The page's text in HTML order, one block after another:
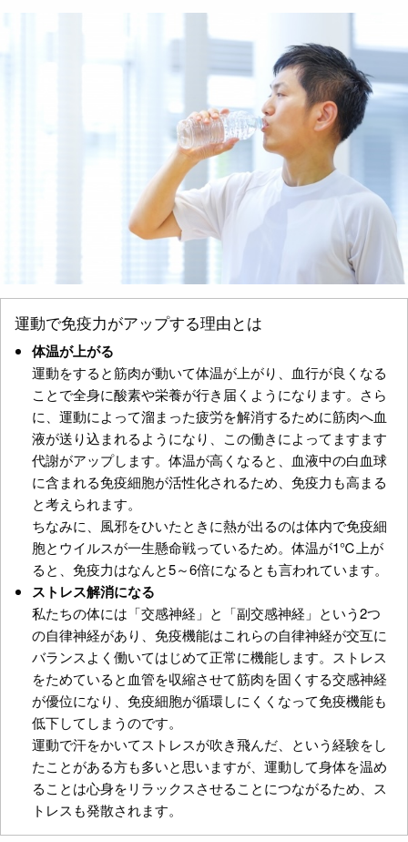
運動で免疫力がアップする理由とは
体温が上がる
運動をすると筋肉が動いて体温が上がり、血行が良くなる
ことで全身に酸素や栄養が行き届くようになります。さら
に、運動によって溜まった疲労を解消するために筋肉へ血
液が送り込まれるようになり、この働きによってますます
代謝がアップします。体温が高くなると、血液中の白血球
に含まれる免疫細胞が活性化されるため、免疫力も高まる
と考えられます。
ちなみに、風邪をひいたときに熱が出るのは体内で免疫細
胞とウイルスが一生懸命戦っているため。体温が1℃上が
ると、免疫力はなんと5～6倍になるとも言われています。
ストレス解消になる
私たちの体には「交感神経」と「副交感神経」という2つ
の自律神経があり、免疫機能はこれらの自律神経が交互に
バランスよく働いてはじめて正常に機能します。ストレス
をためていると血管を収縮させて筋肉を固くする交感神経
が優位になり、免疫細胞が循環しにくくなって免疫機能も
低下してしまうのです。
運動で汗をかいてストレスが吹き飛んだ、という経験をし
たことがある方も多いと思いますが、運動して身体を温め
ることは心身をリラックスさせることにつながるため、ス
トレスも発散されます。